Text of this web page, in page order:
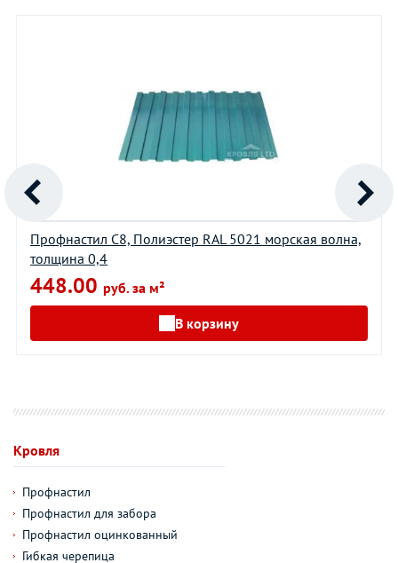
Профнастил С8, Полиэстер RAL 5021 морская волна,
толщина 0,4
448.00 руб. за м²
В корзину
Кровля
Профнастил
Профнастил для забора
Профнастил оцинкованный
Гибкая черепица